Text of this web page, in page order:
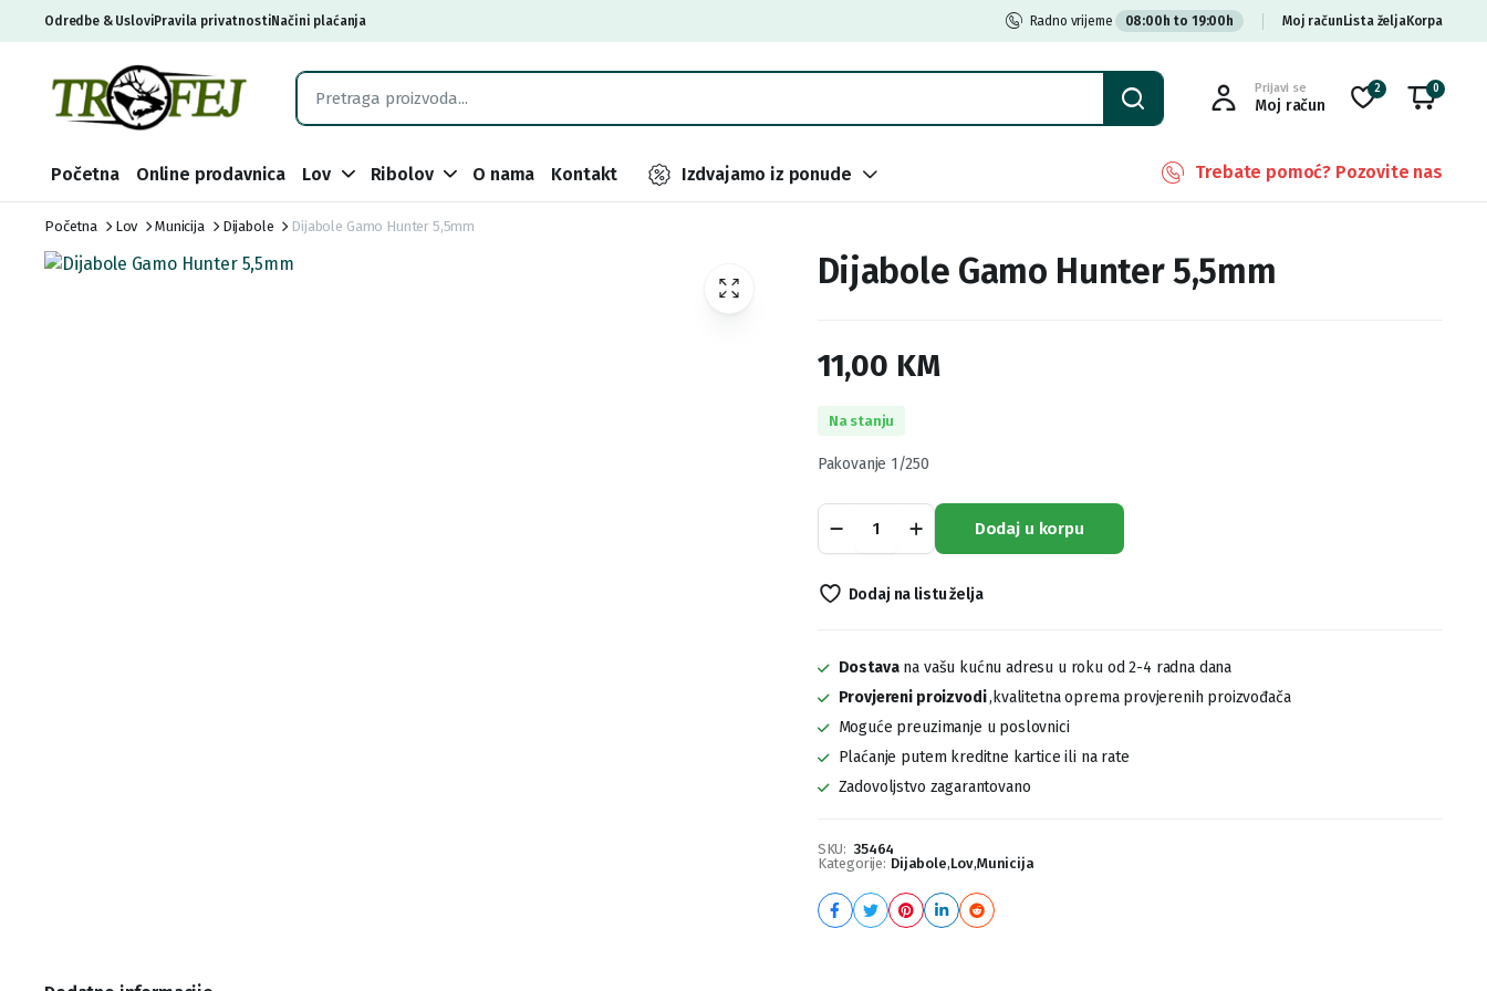
Odredbe & UsloviPravila privatnostiNačini plaćanja Radno vrijeme 08:00h to 19:00h Moj račun Lista željaKorpa
Prijavi se
Moj račun
2 0
Početna Online prodavnica Lov Ribolov O nama Kontakt Izdvajamo iz ponude Trebate pomoć? Pozovite nas
Početna Lov Municija Dijabole Dijabole Gamo Hunter 5,5mm
Dijabole Gamo Hunter 5,5mm
11,00 KM
Na stanju
Pakovanje 1/250
Gamo
Hunter
quantity
Dodaj u korpu
Dodaj na listu želja
Dostavana vašu kućnu adresu u roku od 2-4 radna dana
Provjereni proizvodi,kvalitetna oprema provjerenih proizvođača
Moguće preuzimanje u poslovnici
Plaćanje putem kreditne kartice ili na rate
Zadovoljstvo zagarantovano
SKU: 35464
Kategorije: Dijabole,Lov,Municija